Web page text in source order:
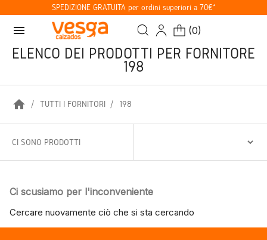
SPEDIZIONE GRATUITA per ordini superiori a 70€*
menu (0)
ELENCO DEI PRODOTTI PER FORNITORE
198
home TUTTI I FORNITORI 198
CI SONO PRODOTTI
Ci scusiamo per l'inconveniente
Cercare nuovamente ciò che si sta cercando